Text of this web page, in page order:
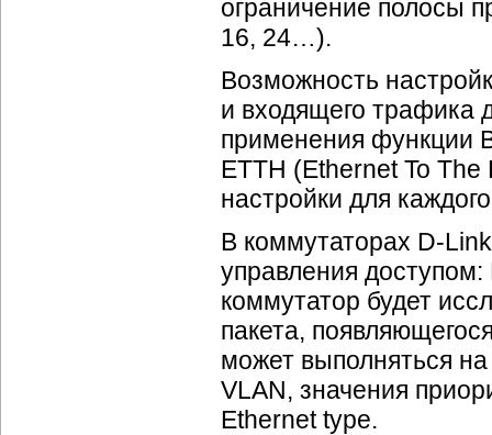
ограничение полосы
16, 24…).
Возможность
и входящего трафика
применения функции
ETTH (Ethernet To The
настройки для
В коммутаторах D-Link
управления
коммутатор будет
пакета,
может выполняться
VLAN, значения
Ethernet type.